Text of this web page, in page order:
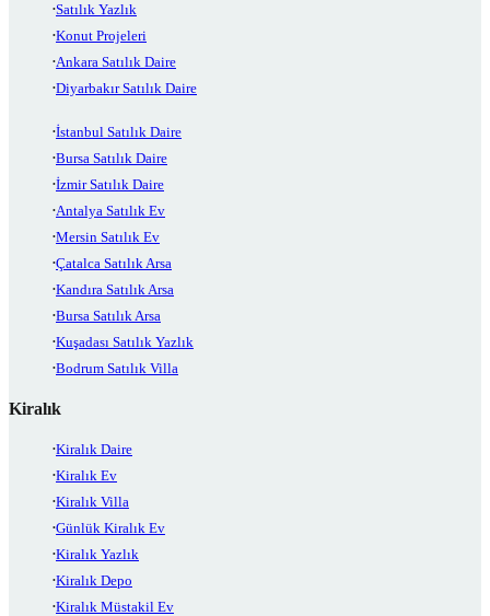
Satılık Yazlık
Konut Projeleri
Ankara Satılık Daire
Diyarbakır Satılık Daire
İstanbul Satılık Daire
Bursa Satılık Daire
İzmir Satılık Daire
Antalya Satılık Ev
Mersin Satılık Ev
Çatalca Satılık Arsa
Kandıra Satılık Arsa
Bursa Satılık Arsa
Kuşadası Satılık Yazlık
Bodrum Satılık Villa
Kiralık
Kiralık Daire
Kiralık Ev
Kiralık Villa
Günlük Kiralık Ev
Kiralık Yazlık
Kiralık Depo
Kiralık Müstakil Ev